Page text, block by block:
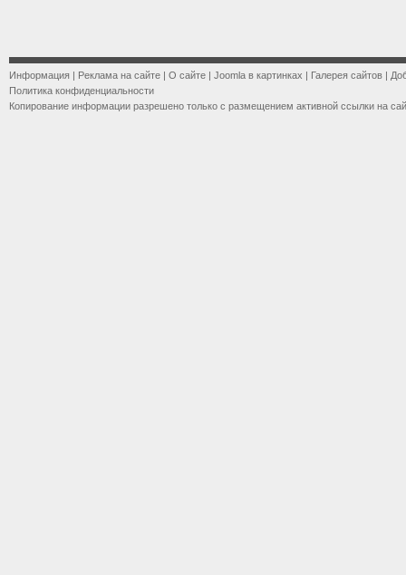
Информация | Реклама на сайте | О сайте | Joomla в картинках | Галерея сайтов |
Политика конфиденциальности
Копирование информации разрешено только с размещением активной ссылки на